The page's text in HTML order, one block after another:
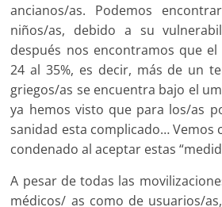
ancianos/as. Podemos
niños/as, debido a su
después nos encontramos que
24 al 35%, es decir, más de un
griegos/as se encuentra bajo el
ya hemos visto que para los/as
sanidad esta complicado… Vemos
condenado al aceptar estas
A pesar de todas las
médicos/ as como de usuarios/